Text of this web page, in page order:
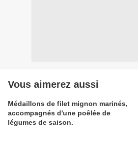
Vous aimerez aussi
Médaillons de filet mignon marinés,
accompagnés d'une poêlée de
légumes de saison.